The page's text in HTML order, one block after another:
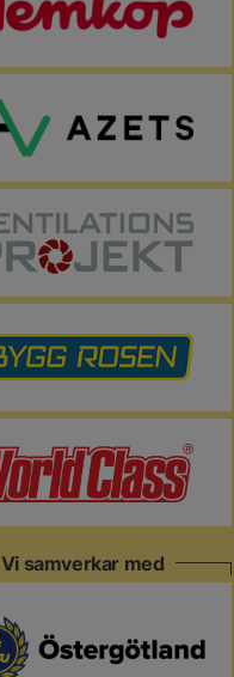
Vi samverkar med